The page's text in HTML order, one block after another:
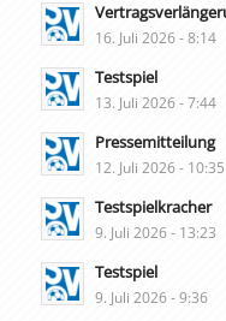
16. Juli 2026 - 8:14
Testspiel
13. Juli 2026 - 7:44
Pressemitteilung
12. Juli 2026 - 10:35
Testspielkracher
9. Juli 2026 - 13:23
Testspiel
9. Juli 2026 - 9:36